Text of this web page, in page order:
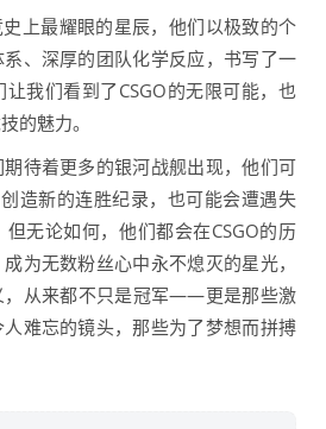
上最耀眼的星辰，他们以极致的个
、深厚的团队化学反应，书写了一
我们看到了CSGO的无限可能，也
的魅力。
待着更多的银河战舰出现，他们可
造新的连胜纪录，也可能会遭遇失
无论如何，他们都会在CSGO的历
为无数粉丝心中永不熄灭的星光，
，从来都不只是冠军——更是那些激
难忘的镜头，那些为了梦想而拼搏